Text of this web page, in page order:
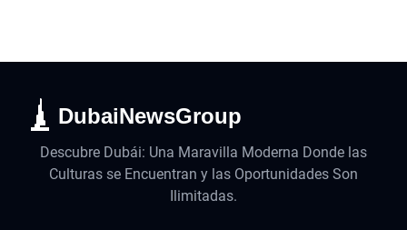
DubaiNewsGroup
Descubre Dubái: Una Maravilla Moderna Donde las
Culturas se Encuentran y las Oportunidades Son
Ilimitadas.